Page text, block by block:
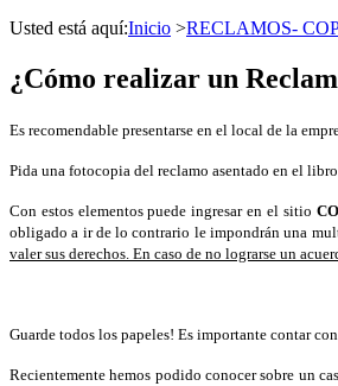
Usted está aquí:Inicio >RECLAMOS-
¿Cómo realizar un
Es recomendable presentarse en el local de la
Pida una fotocopia del reclamo asentado en el
Con estos elementos puede ingresar en el sitio
obligado a ir de lo contrario le impondrán una
valer sus derechos. En caso de no lograrse un
Guarde todos los papeles! Es importante contar
Recientemente hemos podido conocer sobre un